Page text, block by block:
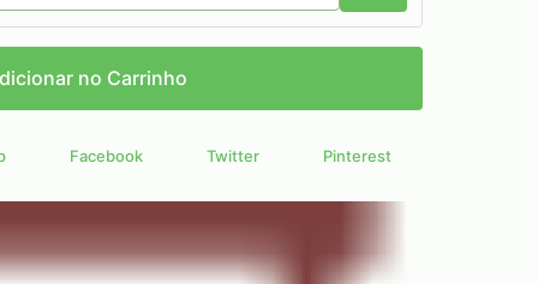
no Carrinho
Facebook Twitter Pinterest